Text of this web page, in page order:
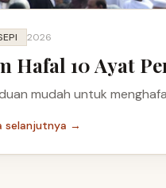
2026
Hafal 10 Ayat
mudah untuk
selanjutnya →